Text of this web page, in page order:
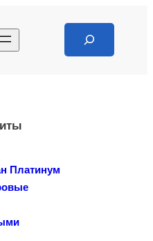
Платинум